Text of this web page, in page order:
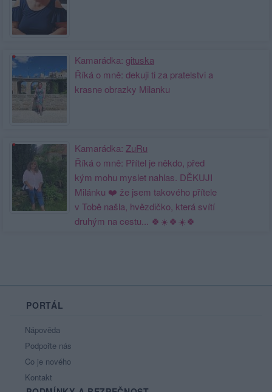
Kamarádka: gituska
Říká o mně: dekuji ti za pratelstvi a
krasne obrazky Milanku
Kamarádka: ZuRu
Říká o mně: Přítel je někdo, před
kým mohu myslet nahlas. DĚKUJI
Milánku ❤️ že jsem takového přítele
v Tobě našla, hvězdičko, která svítí
druhým na cestu... 🍀☀️🍀☀️🍀
PORTÁL
Nápověda
Podpořte nás
Co je nového
Kontakt